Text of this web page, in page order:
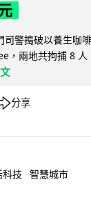
司警搗破以養生咖
，兩地共拘捕 8
分享
科技 智慧城市